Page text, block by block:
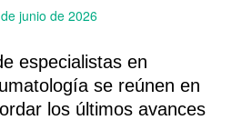
junio de 2026
especialistas en
se reúnen en
los últimos avances